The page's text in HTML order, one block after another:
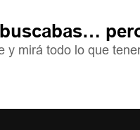
y mirá todo lo que